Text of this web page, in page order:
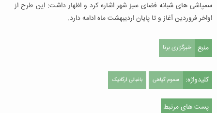
سمپاشی های شبانه فضای سبز شهر اشاره کرد و اظهار داشت: این طرح از
اواخر فروردین آغاز و تا پایان اردیبهشت ماه ادامه دارد.
منبع خبرگزاری برنا
کلیدواژه: سموم گیاهی باغبانی ارگانیک
پست های مرتبط